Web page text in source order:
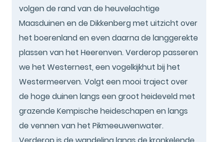
volgen de rand van de heuvelachtige
Maasduinen en de Dikkenberg met uitzicht over
het boerenland en even daarna de langgerekte
plassen van het Heerenven. Verderop passeren
we het Westernest, een vogelkijkhut bij het
Westermeerven. Volgt een mooi traject over
de hoge duinen langs een groot heideveld met
grazende Kempische heideschapen en langs
de vennen van het Pikmeeuwenwater.